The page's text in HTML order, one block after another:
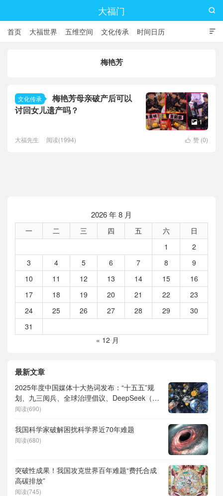
大福门

首页 大福世界 五维空间 文化传承 时间日历

梅艳芳
文化传承
梅艳芳母亲破产后可以
讨回女儿遗产吗？
 1
 赞 (0)
大福先生 阅读(1994)
2026 年 8 月
一 二 三 四 五 六
日
1
2
3
4 5 6 7 8
9
10
11 12 13 14 15
16
17
18 19 20 21 22
23
24
25 26 27 28 29
30
31
« 12 月
最新文章
2025年度中国媒体十大热词发布：“十五五”规
划、九三阅兵、全球治理倡议、DeepSeek（深
度求索）、人形机器人、苏超、票根经济、育
阅读(690)
我国科学家破解困扰科学界近70年难题
阅读(680)
突破性成果！我国攻克世界百年难题“费托合成
高碳排放”
阅读(745)